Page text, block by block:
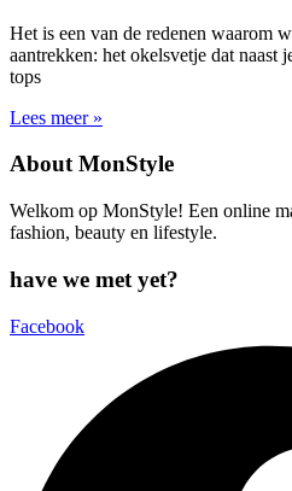
Het is een van de redenen waarom
aantrekken: het okelsvetje dat naast
tops
Lees meer »
About MonStyle
Welkom op MonStyle! Een online
fashion, beauty en lifestyle.
have we met yet?
Facebook